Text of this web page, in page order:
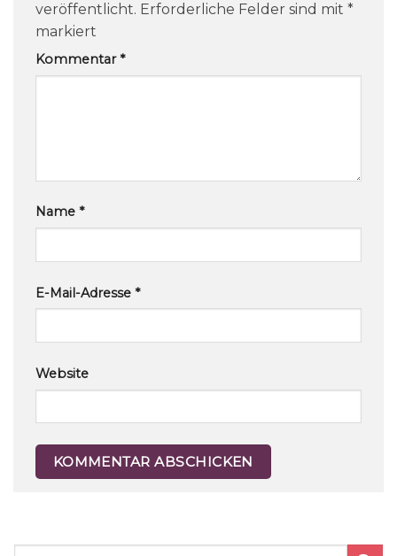
veröffentlicht. Erforderliche Felder sind mit *
markiert
Kommentar*
Name *
E-Mail-Adresse *
Website